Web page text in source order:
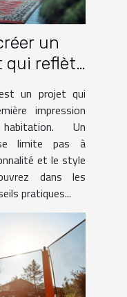
un
qui reflète
un projet qui
impression
Un
limite pas à
et le style
dans les
pratiques...